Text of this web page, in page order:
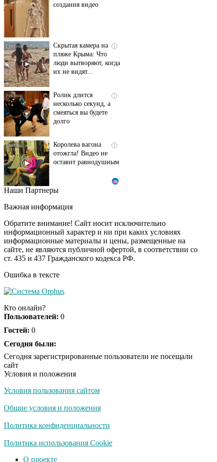
создания видео
i
Скрытая камера на
пляже Крыма: Что
люди вытворяют, когда
их не видят...
i
Ролик длится
несколько секунд, а
смеяться вы будете
долго
i
Королева вагона
отожгла! Видео не
оставит равнодушным
Взломали Telegram
нашлось в переписках
i
Обнаружена тайная
семья пропавшего
Усольцева: вторая
Этот танец невесты
Ролик длится пару
шоке от увиденного
Ржу не переставая, это
не раз
Ролик из Омска: вы
Наши Партнеры
Важная информация
Обратите внимание! Сайт носит исключительно
информационный характер и ни при каких условиях
информационные материалы и цены, размещенные на
сайте, не являются публичной офертой, в соответствии со
ст. 435 и 437 Гражданского кодекса РФ.
Ошибка в тексте
Кто онлайн?
Пользователей: 0
Гостей: 0
Сегодня были:
Сегодня зарегистрированные пользователи не посещали
сайт
Условия и положения
Условия пользования сайтом
Общие условия и положения
Политика конфиденциальности
Политика использования Cookie
О проекте